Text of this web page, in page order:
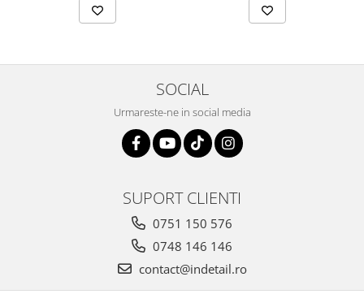
SOCIAL
Urmareste-ne in social media
SUPORT CLIENTI
0751 150 576
0748 146 146
contact@indetail.ro